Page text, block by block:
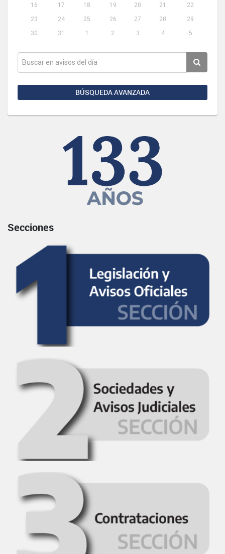
16
17 18 19 20 21
22
23
24 25 26 27 28
29
30
31 1 2 3 4 5
BÚSQUEDA AVANZADA
Secciones